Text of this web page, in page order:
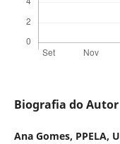
Biografia do Autor
Ana Gomes, PPELA,